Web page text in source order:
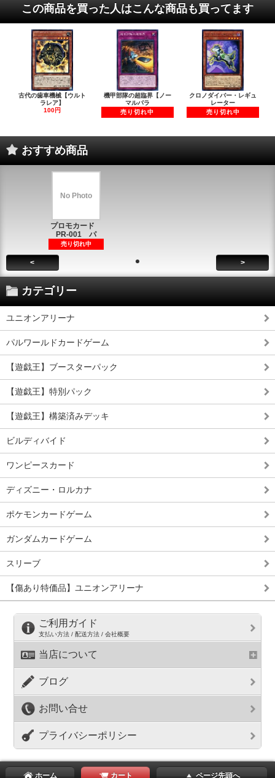
この商品を買った人はこんな商品も買ってます
古代の歯車機械【ウルト
ラレア】
100円
機甲部隊の超臨界【ノー
マルパラ
売り切れ中
クロノダイバー・レギュ
レーター
売り切れ中
おすすめ商品
No Photo
プロモカード
PR-001 パ
売り切れ中
< >
カテゴリー
ユニオンアリーナ
パルワールドカードゲーム
【遊戯王】ブースターパック
【遊戯王】特別パック
【遊戯王】構築済みデッキ
ビルディバイド
ワンピースカード
ディズニー・ロルカナ
ポケモンカードゲーム
ガンダムカードゲーム
スリーブ
【傷あり特価品】ユニオンアリーナ
ご利用ガイド
支払い方法 / 配送方法 / 会社概要
当店について
ブログ
お問い合せ
プライバシーポリシー
ホーム カート ページ先頭へ